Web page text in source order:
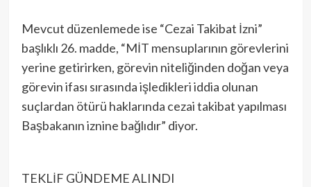
Mevcut düzenlemede ise “Cezai Takibat İzni”
başlıklı 26. madde, “MİT mensuplarının görevlerini
yerine getirirken, görevin niteliğinden doğan veya
görevin ifası sırasında işledikleri iddia olunan
suçlardan ötürü haklarında cezai takibat yapılması
Başbakanın iznine bağlıdır” diyor.
TEKLİF GÜNDEME ALINDI